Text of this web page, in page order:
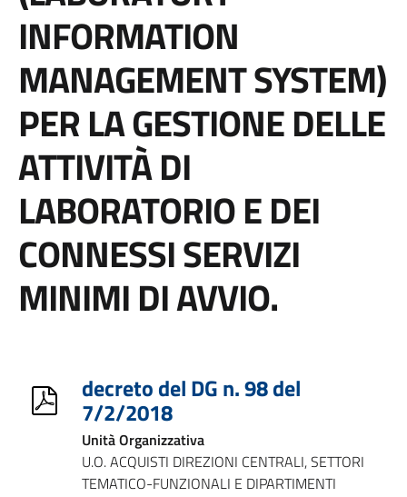
INFORMATION
MANAGEMENT SYSTEM)
PER LA GESTIONE DELLE
ATTIVITÀ DI
LABORATORIO E DEI
CONNESSI SERVIZI
MINIMI DI AVVIO.
decreto del DG n. 98 del
7/2/2018
Unità Organizzativa
U.O. ACQUISTI DIREZIONI CENTRALI, SETTORI
TEMATICO-FUNZIONALI E DIPARTIMENTI